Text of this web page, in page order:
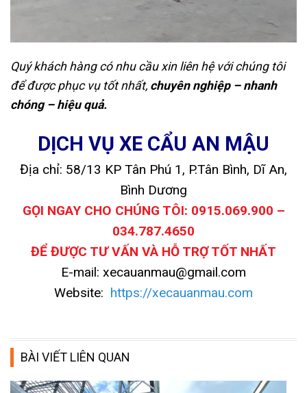
Quý khách hàng có nhu cầu xin liên hệ với chúng tôi
để được phục vụ tốt nhất, chuyên nghiệp – nhanh
chóng – hiệu quả.
DỊCH VỤ XE CẨU AN MẬU
Địa chỉ: 58/13 KP Tân Phú 1, P.Tân Bình, Dĩ An,
Bình Dương
GỌI NGAY CHO CHÚNG TÔI: 0915.069.900 –
034.787.4650
ĐỂ ĐƯỢC TƯ VẤN VÀ HỖ TRỢ TỐT NHẤT
E-mail: xecauanmau@gmail.com
Website: https://xecauanmau.com
BÀI VIẾT LIÊN QUAN